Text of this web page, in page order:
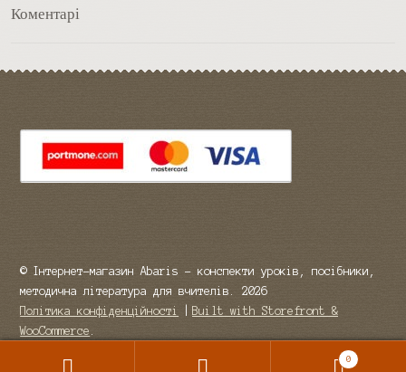
Коментарі
© Інтернет-магазин Abaris - конспекти уроків, посібники,
методична література для вчителів. 2026
Політика конфіденційності
Built with Storefront &
WooCommerce
0